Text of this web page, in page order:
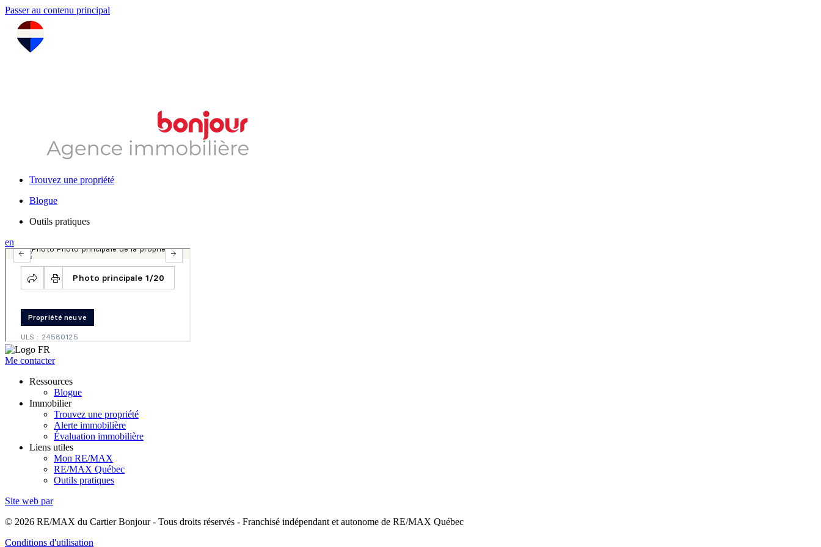
Passer au contenu principal
Trouvez une propriété
Blogue
Outils pratiques
en
Me contacter
Ressources
Blogue
Immobilier
Trouvez une propriété
Alerte immobilière
Évaluation immobilière
Liens utiles
Mon RE/MAX
RE/MAX Québec
Outils pratiques
Site web par
© 2026 RE/MAX du Cartier Bonjour - Tous droits réservés - Franchisé indépendant et autonome de RE/MAX Québec
Conditions d'utilisation